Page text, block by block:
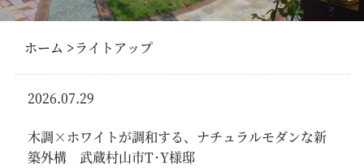
ホーム ライトアップ
2026.07.29
木調×ホワイトが調和する、ナチュラルモダンな新
築外構 武蔵村山市T･Y様邸